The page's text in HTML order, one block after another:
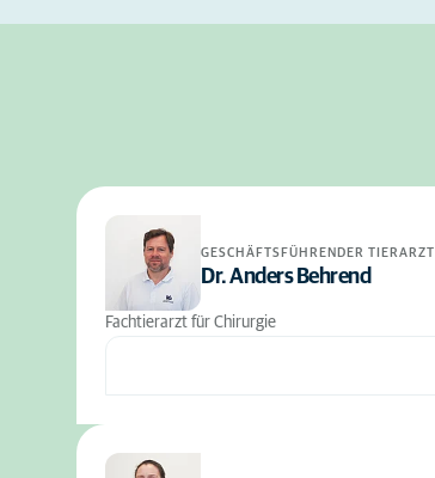
GESCHÄFTSFÜHRENDER TIERARZT
Dr. Anders Behrend
Fachtierarzt für Chirurgie